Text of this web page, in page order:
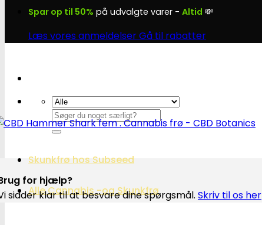
Spar op til 50% på udvalgte varer - Altid 💸
Læs vores anmeldelserGå til rabatter
Søg
efter:
Skunkfrø hos Subseed
Alle Cannabis -og Skunkfrø
for hjælp?
sidder klar til at besvare dine spørgsmål. Skriv til os her